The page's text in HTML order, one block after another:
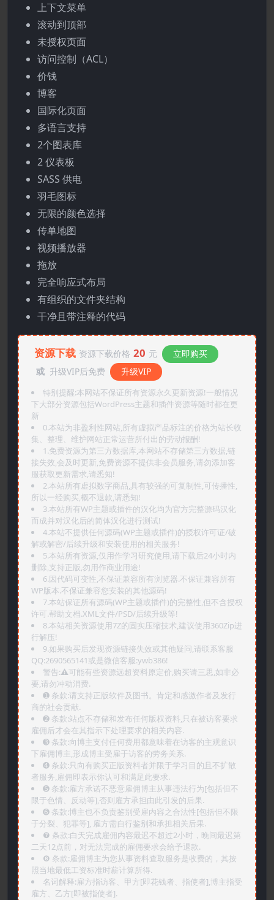
上下文菜单
滚动到顶部
未授权页面
访问控制（ACL）
价钱
博客
国际化页面
多语言支持
2个图表库
2 仪表板
SASS 供电
羽毛图标
无限的颜色选择
传单地图
视频播放器
拖放
完全响应式布局
有组织的文件夹结构
干净且带注释的代码
资源下载 资源下载价格 20 元
立即购买
或 升级VIP后免费 升级VIP
特别提醒:本网站不保证所有资源永久更新资源!一般情况
下大部分资源包括WordPress主题和插件资源等随时都在更
新
0.本站为非盈利性网站,所有虚拟产品标注的价格为站长收
集、整理、维护网站正常运营所付出的劳动报酬!
1.免费资源为第三方数据库,本网站不存储第三方数据,链
接失效,会及时更新,免费资源不提供非会员服务,请勿添加客
服获取更新需求,请悉知!
2.本站所有虚拟数字商品,具有较强的可复制性,可传播性,
所以一经购买,概不退款,请悉知!
3.本站所有WP主题或插件的汉化均为官方完整源码汉化
而成并对汉化后的简体汉化进行测试!
4.本站不提供任何源码(WP主题或插件)的授权许可证/破
解或解密/后续升级和安装使用的相关服务!
5.本站所有资源,仅用作学习研究使用,请下载后24小时内
删除,支持正版,勿用作商业用途!
6.因代码可变性,不保证兼容所有浏览器.不保证兼容所有
WP版本.不保证兼容您安装的其他源码!
7.本站保证所有源码(WP主题或插件)的完整性,但不含授权
许可.帮助文档.XML文件/PSD/后续升级等!
8.本站相关资源使用7Z的固实压缩技术,建议使用360Zip进
行解压!
9.如果购买后发现资源链接失效或其他疑问,请联系客服
QQ:2690565141或是微信客服:ywb386!
警告:⚠️可能有些资源远超资料原定价,购买请三思,如非必
要,请勿冲动消费.
➊️ 条款:请支持正版软件及图书。肯定和感激作者及发行
商的社会贡献.
➋️ 条款:站点不存储和发布任何版权资料,只在被访客要求
雇佣后才会在其指示下处理要求的相关内容.
➌️ 条款:向博主支付任何费用都意味着在访客的主观意识
下雇佣博主,形成博主受雇于访客的劳务关系.
➍️ 条款:只向有购买正版资料者并限于学习目的且不扩散
者服务,雇佣即表示你认可和满足此要求.
➎ 条款:雇方承诺不恶意雇佣博主从事违法行为[包括但不
限于色情、反动等],否则雇方承担由此引发的后果.
➏️ 条款:博主也不负责鉴别受雇内容之合法性[包括但不限
于分裂、犯罪等], 雇方需自行鉴别和承担相关后果.
❼ 条款:白天完成雇佣内容最迟不超过2小时，晚间最迟第
二天12点前，对无法完成的雇佣要求会给予退款.
❽ 条款:雇佣博主为您从事资料查取服务是收费的，其按
照当地最低工资标准时薪计算所得.
名词解释:雇方指访客、甲方[即花钱者、指使者],博主指受
雇方、乙方[即被指使者].